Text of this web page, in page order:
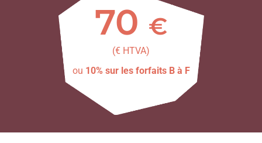
70 €
(€ HTVA)
ou 10% sur les forfaits B à F